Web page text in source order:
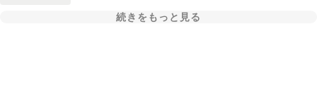
続きをもっと見る